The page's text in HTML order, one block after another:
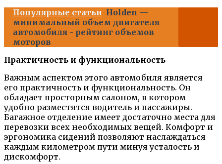
Популярные статьи Holden —
минимальный объем двигателя
автомобиля - рейтинг объемов
моторов
Практичность и функциональность
Важным аспектом этого автомобиля является
его практичность и функциональность. Он
обладает просторным салоном, в котором
удобно разместятся водитель и пассажиры.
Багажное отделение имеет достаточно места для
перевозки всех необходимых вещей. Комфорт и
эргономика сидений позволяют наслаждаться
каждым километром пути минуя усталость и
дискомфорт.